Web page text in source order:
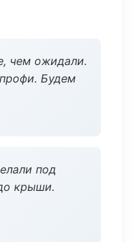
чем ожидали.
Будем
под
крыши.